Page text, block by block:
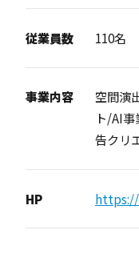
従業員数 110名
事業内容
空間演
ト/AI
告クリ
HP https://